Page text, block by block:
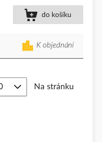
do košíku
K objednání
Na stránku